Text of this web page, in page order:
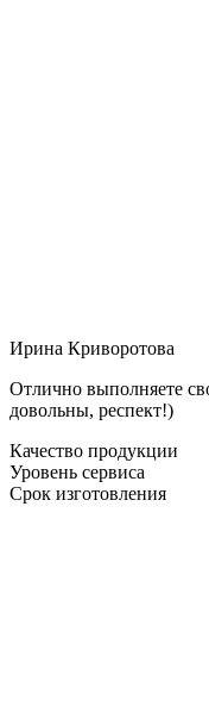
Ирина Криворотова
Отлично выполняете
довольны, респект!)
Качество продукции
Уровень сервиса
Срок изготовления